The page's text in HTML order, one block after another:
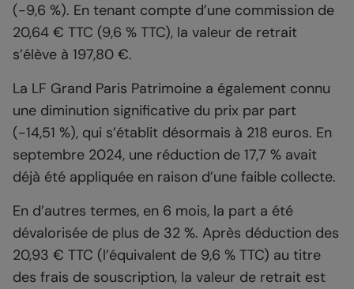
(-9,6 %). En tenant compte d’une commission de
20,64 € TTC (9,6 % TTC), la valeur de retrait
s’élève à 197,80 €.
La LF Grand Paris Patrimoine a également connu
une diminution significative du prix par part
(-14,51 %), qui s’établit désormais à 218 euros. En
septembre 2024, une réduction de 17,7 % avait
déjà été appliquée en raison d’une faible collecte.
En d’autres termes, en 6 mois, la part a été
dévalorisée de plus de 32 %. Après déduction des
20,93 € TTC (l’équivalent de 9,6 % TTC) au titre
des frais de souscription, la valeur de retrait est